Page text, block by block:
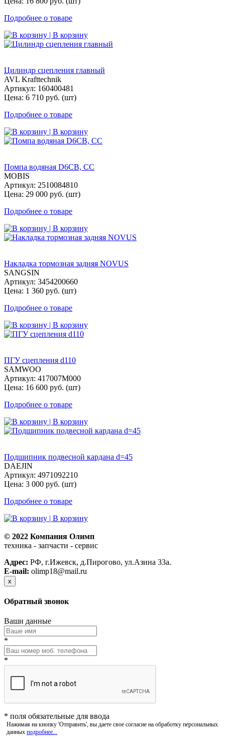
Подробнее о товаре
| В корзину
Цилиндр сцепления главный
AVL Krafttechnik
Артикул: 160400481
Цена: 6 710 руб. (шт)
Подробнее о товаре
| В корзину
Помпа водяная D6CB, СС
MOBIS
Артикул: 2510084810
Цена: 29 000 руб. (шт)
Подробнее о товаре
| В корзину
Накладка тормозная задняя NOVUS
SANGSIN
Артикул: 3454200660
Цена: 1 360 руб. (шт)
Подробнее о товаре
| В корзину
ПГУ сцепления d110
SAMWOO
Артикул: 417007M000
Цена: 16 600 руб. (шт)
Подробнее о товаре
| В корзину
Подшипник подвесной кардана d=45
DAEJIN
Артикул: 4971092210
Цена: 3 000 руб. (шт)
Подробнее о товаре
| В корзину
© 2022 Компания Олимп
техника - запчасти - сервис
Адрес: РФ, г.Ижевск, д.Пирогово, ул.Азина 33а.
E-mail: olimp18@mail.ru
x
Обратный звонок
Ваши данные
*
*
* поля обязательные для ввода
Нажимая на кнопку 'Отправить', вы даете свое согласие на обработку персональных
данных подробнее...